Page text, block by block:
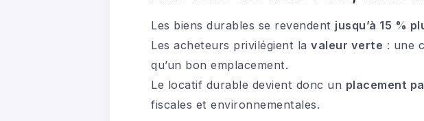
Les biens durables se revendent jusqu’à 15 %
Les acheteurs privilégient la valeur verte : une
qu’un bon emplacement.
Le locatif durable devient donc un placement
fiscales et environnementales.